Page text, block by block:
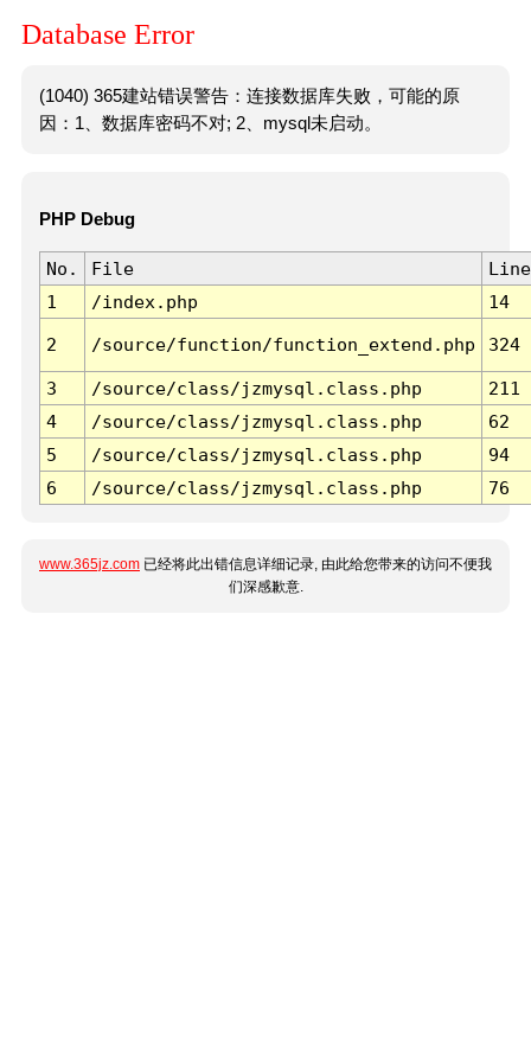
Database Error
(1040) 365建站错误警告：连接数据库失败，可能的原
因：1、数据库密码不对; 2、mysql未启动。
PHP Debug
No. File
Line
1
/index.php 14
2 /source/function/function_extend.php 324
3 /source/class/jzmysql.class.php
211
4
/source/class/jzmysql.class.php
62
5
/source/class/jzmysql.class.php
94
6
/source/class/jzmysql.class.php 76
www.365jz.com 已经将此出错信息详细记录, 由此给您带来的访问不便我
们深感歉意.